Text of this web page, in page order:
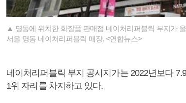
▲ 명동에 위치한 화장품 판매점 네이처리퍼블릭 부지가
서울 명동 네이처리퍼블릭 매장. <연합뉴스>
네이처리퍼블릭 부지 공시지가는 2022년보다
1위 자리를 차지하고 있다.